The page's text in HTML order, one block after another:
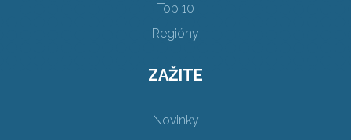
Top 10
Regióny
ZAŽITE
Novinky